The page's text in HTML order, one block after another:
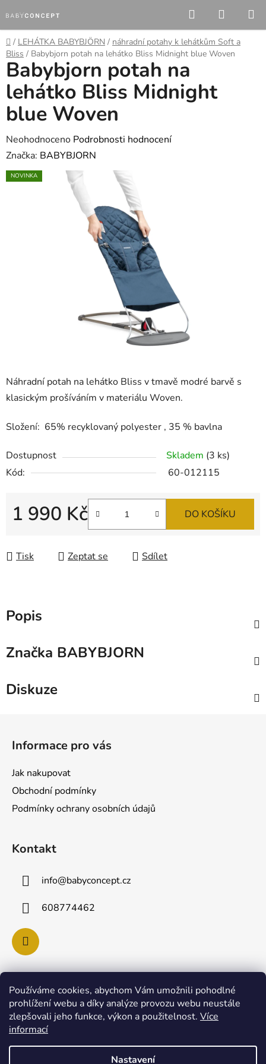
Používáme cookies, abychom Vám umožnili pohodlné
prohlížení webu a díky analýze provozu webu neustále
zlepšovali jeho funkce, výkon a použitelnost. Více
informací
Nastavení
na
obsah
Hledat
KOŠÍK
Domů
/ LEHÁTKA BABYBJÖRN / náhradní potahy k lehátkům Soft a
Bliss / Babybjorn potah na lehátko Bliss Midnight blue Woven
Náhradní potah na lehátko Bliss v tmavě modré barvě s
klasickým prošíváním v materiálu Woven.
Složení: 65% recyklovaný polyester , 35 % bavlna
Dostupnost Skladem (3 ks)
Kód:
60-012115
1 990 Kč DO KOŠÍKU
Tisk Zeptat se Sdílet
Babybjorn potah na
lehátko Bliss Midnight
blue Woven
Průměrné
hodnocení
produktu
Neohodnoceno Podrobnosti hodnocení
Značka: BABYBJORN
NOVINKA
Popis
Značka BABYBJORN
Diskuze
Informace pro vás
Jak nakupovat
Obchodní podmínky
Podmínky ochrany osobních údajů
Kontakt
info@babyconcept.cz
608774462
Poslední hodnocení produktů
Hodnocení produktu je 5 z 5 hvězdiček.